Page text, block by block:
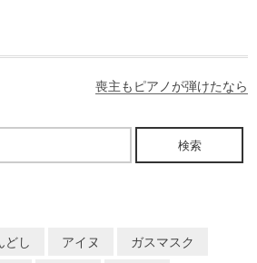
喪主もピアノが弾けたなら
どし アイヌ
ガスマスク